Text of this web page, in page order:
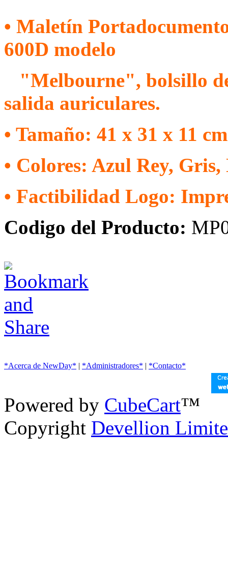
• Maletín
600D modelo
"Melbourne", bolsillo
salida auriculares.
• Tamaño: 41 x 31 x 11
• Colores: Azul Rey, Gris,
• Factibilidad Logo:
Codigo del Producto:
*Acerca de NewDay* | *Administradores* | *Contacto*
Powered by CubeCart™
Copyright Devellion